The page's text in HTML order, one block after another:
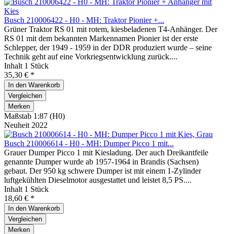
Busch 210006422 - H0 - MH: Traktor Pionier +...
Grüner Traktor RS 01 mit rotem, kiesbeladenen T4-Anhänger. Der
RS 01 mit dem bekannten Markennamen Pionier ist der erste
Schlepper, der 1949 - 1959 in der DDR produziert wurde – seine
Technik geht auf eine Vorkriegsentwicklung zurück....
Inhalt 1 Stück
35,30 € *
In den Warenkorb
Vergleichen
Merken
Maßstab 1:87 (H0)
Neuheit 2022
Busch 210006614 - H0 - MH: Dumper Picco 1 mit...
Grauer Dumper Picco 1 mit Kiesladung. Der auch Dreikantfeile
genannte Dumper wurde ab 1957-1964 in Brandis (Sachsen)
gebaut. Der 950 kg schwere Dumper ist mit einem 1-Zylinder
luftgekühlten Dieselmotor ausgestattet und leistet 8,5 PS....
Inhalt 1 Stück
18,60 € *
In den Warenkorb
Vergleichen
Merken